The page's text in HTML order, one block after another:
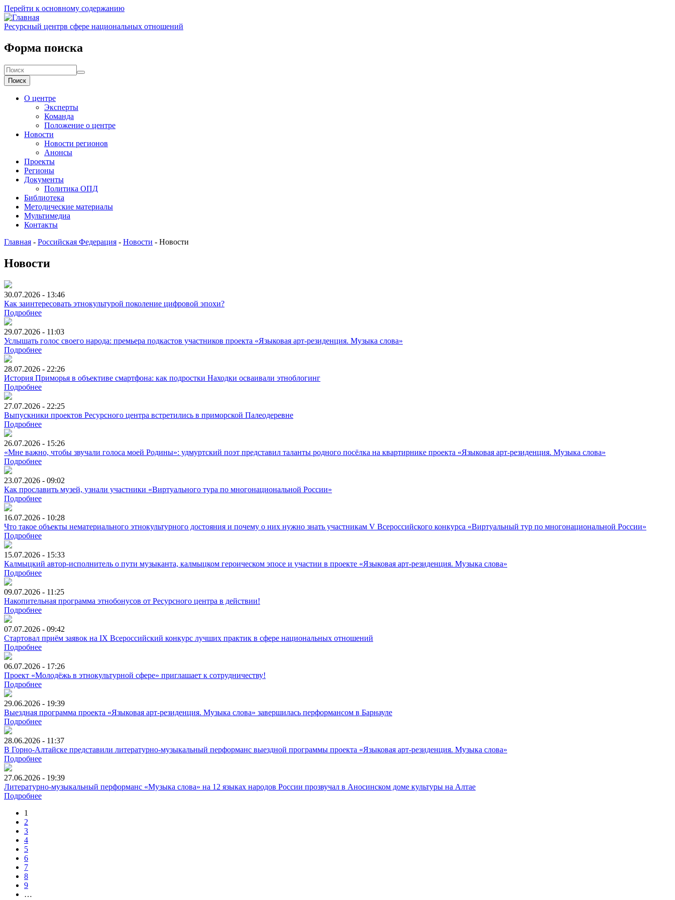
Перейти к основному содержанию
Ресурсный центрв сфере национальных отношений
Форма поиска
Поиск
О центре
Эксперты
Команда
Положение о центре
Новости
Новости регионов
Анонсы
Проекты
Регионы
Документы
Политика ОПД
Библиотека
Методические материалы
Мультимедиа
Контакты
Главная - Российская Федерация - Новости - Новости
Новости
30.07.2026 - 13:46
Как заинтересовать этнокультурой поколение цифровой эпохи?
Подробнее
29.07.2026 - 11:03
Услышать голос своего народа: премьера подкастов участников проекта «Языковая арт-резиденция. Музыка слова»
Подробнее
28.07.2026 - 22:26
История Приморья в объективе смартфона: как подростки Находки осваивали этноблогинг
Подробнее
27.07.2026 - 22:25
Выпускники проектов Ресурсного центра встретились в приморской Палеодеревне
Подробнее
26.07.2026 - 15:26
«Мне важно, чтобы звучали голоса моей Родины»: удмуртский поэт представил таланты родного посёлка на квартирнике проекта «Языковая арт-резиденция. Музыка слова»
Подробнее
23.07.2026 - 09:02
Как прославить музей, узнали участники «Виртуального тура по многонациональной России»
Подробнее
16.07.2026 - 10:28
Что такое объекты нематериального этнокультурного достояния и почему о них нужно знать участникам V Всероссийского конкурса «Виртуальный тур по многонациональной России»
Подробнее
15.07.2026 - 15:33
Калмыцкий автор-исполнитель о пути музыканта, калмыцком героическом эпосе и участии в проекте «Языковая арт-резиденция. Музыка слова»
Подробнее
09.07.2026 - 11:25
Накопительная программа этнобонусов от Ресурсного центра в действии!
Подробнее
07.07.2026 - 09:42
Стартовал приём заявок на IX Всероссийский конкурс лучших практик в сфере национальных отношений
Подробнее
06.07.2026 - 17:26
Проект «Молодёжь в этнокультурной сфере» приглашает к сотрудничеству!
Подробнее
29.06.2026 - 19:39
Выездная программа проекта «Языковая арт-резиденция. Музыка слова» завершилась перформансом в Барнауле
Подробнее
28.06.2026 - 11:37
В Горно-Алтайске представили литературно-музыкальный перформанс выездной программы проекта «Языковая арт-резиденция. Музыка слова»
Подробнее
27.06.2026 - 19:39
Литературно-музыкальный перформанс «Музыка слова» на 12 языках народов России прозвучал в Аносинском доме культуры на Алтае
Подробнее
1
2
3
4
5
6
7
8
9
…